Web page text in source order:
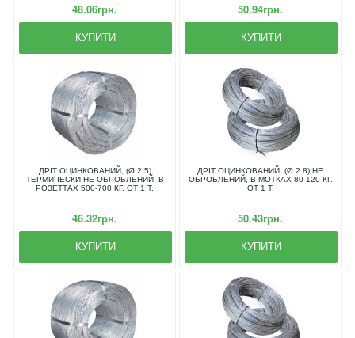
48.06грн.
КУПИТИ
50.94грн.
КУПИТИ
ДРІТ ОЦИНКОВАНИЙ, (Ø 2.5)
ТЕРМИЧЕСКИ НЕ ОБРОБЛЕНИЙ, В
РОЗЕТТАХ 500-700 КГ. ОТ 1 Т.
46.32грн.
КУПИТИ
ДРІТ ОЦИНКОВАНИЙ, (Ø 2.8) НЕ
ОБРОБЛЕНИЙ, В МОТКАХ 80-120 КГ.
ОТ 1 Т.
50.43грн.
КУПИТИ